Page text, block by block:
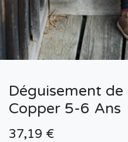
Déguisement
Copper 5-6 Ans
37,19 €